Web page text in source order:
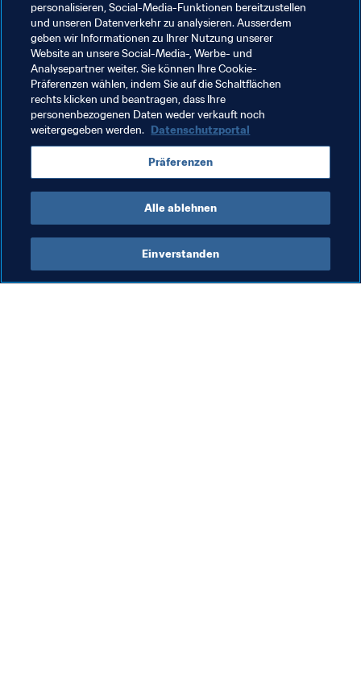
Vertrag unterschrieben war. An die Erfolge in der
Königsklasse konnte Benfica nie wieder anknüpfen – und
vielleicht bleibt es bis 2062 dabei. Es sieht nicht so aus,
als habe der Ex-Trainer seine Meinung geändert und
ließe sich gnädiger stimmen…
Verwandte Themen
Austria Hungary Portugal UEFA
personalisieren, Social-Media-Funktionen bereitzustellen
und unseren Datenverkehr zu analysieren. Ausserdem
geben wir Informationen zu Ihrer Nutzung unserer
Website an unsere Social-Media-, Werbe- und
Analysepartner weiter. Sie können Ihre Cookie-
Präferenzen wählen, indem Sie auf die Schaltflächen
rechts klicken und beantragen, dass Ihre
personenbezogenen Daten weder verkauft noch
weitergegeben werden. Datenschutzportal
Präferenzen
Alle ablehnen
Einverstanden